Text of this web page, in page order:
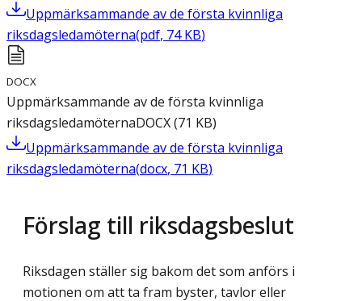
Uppmärksammande av de första kvinnliga
riksdagsledamöterna(pdf, 74 KB)
DOCX
Uppmärksammande av de första kvinnliga
riksdagsledamöternaDOCX(71 KB)
Uppmärksammande av de första kvinnliga
riksdagsledamöterna(docx, 71 KB)
Förslag till riksdagsbeslut
Riksdagen ställer sig bakom det som anförs i
motionen om att ta fram byster, tavlor eller